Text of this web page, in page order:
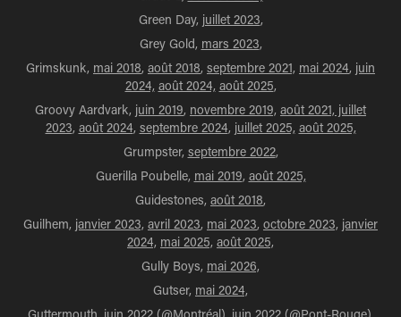
Green Day, juillet 2023,
Grey Gold, mars 2023,
Grimskunk, mai 2018, août 2018, septembre 2021, mai 2024, juin
2024, août 2024, août 2025,
Groovy Aardvark, juin 2019, novembre 2019, août 2021, juillet
2023, août 2024, septembre 2024, juillet 2025, août 2025,
Grumpster, septembre 2022,
Guerilla Poubelle, mai 2019, août 2025,
Guidestones, août 2018,
Guilhem, janvier 2023, avril 2023, mai 2023, octobre 2023, janvier
2024, mai 2025, août 2025,
Gully Boys, mai 2026,
Gutser, mai 2024,